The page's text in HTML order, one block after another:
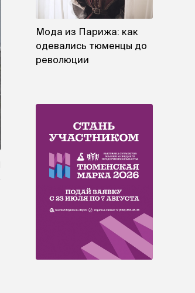
Мода из Парижа: как
одевались тюменцы до
революции